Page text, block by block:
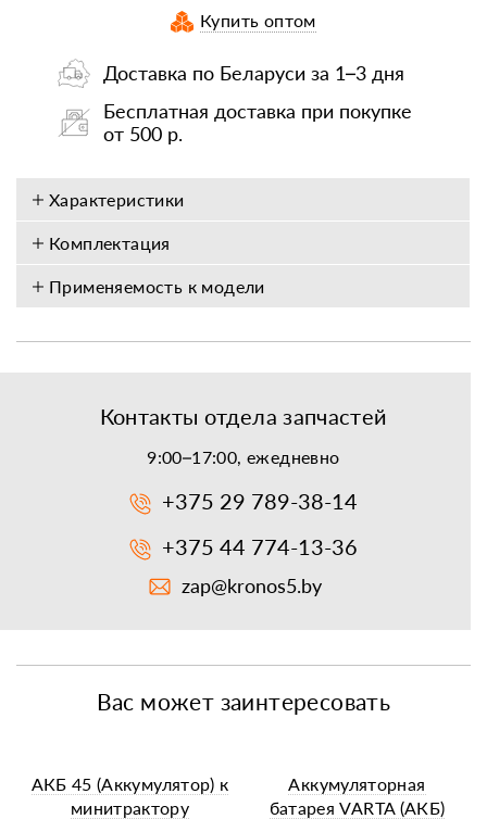
Купить оптом
Доставка по Беларуси за 1–3 дня
Бесплатная доставка при покупке
от 500 р.
Характеристики
Комплектация
Применяемость к модели
Контакты отдела запчастей
9:00–17:00, ежедневно
+375 29 789-38-14
+375 44 774-13-36
zap@kronos5.by
Вас может заинтересовать
АКБ 45 (Аккумулятор) к
минитрактору
Аккумуляторная
батарея VARTA (АКБ)